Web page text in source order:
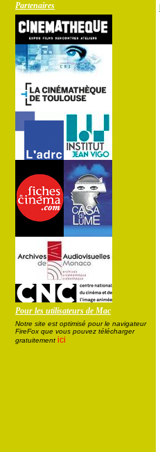
Partenaires
Pour les utilisateurs de Mac
Notre site est optimisé pour le navigateur
FireFox que vous pouvez télécharger
gratuitement ici